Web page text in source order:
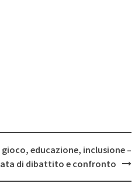
educazione, inclusione –
di dibattito e confronto